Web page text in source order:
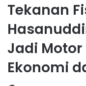
Tekanan
Jadi
Ekonomi